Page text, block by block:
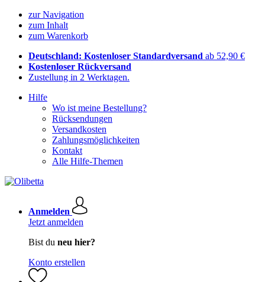
zur Navigation
zum Inhalt
zum Warenkorb
Deutschland: Kostenloser Standardversand ab 52,90 €
Kostenloser Rückversand
Zustellung in 2 Werktagen.
Hilfe
Wo ist meine Bestellung?
Rücksendungen
Versandkosten
Zahlungsmöglichkeiten
Kontakt
Alle Hilfe-Themen
Anmelden
Jetzt anmelden
Bist du neu hier?
Konto erstellen